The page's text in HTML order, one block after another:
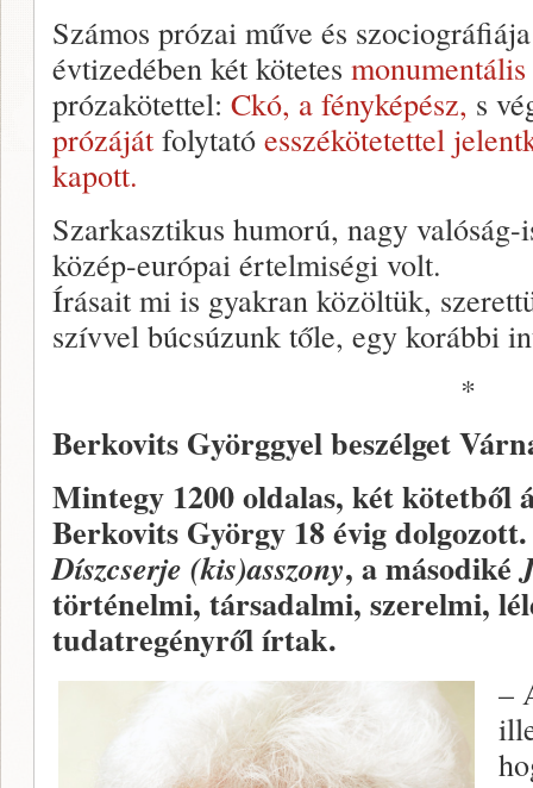
Számos prózai műve és
évtizedében két kötetes
prózakötettel: Ckó, a fényképész, s
prózáját folytató esszékötetettel
kapott.
Szarkasztikus humorú, nagy
közép-európai értelmiségi volt.
Írásait mi is gyakran közöltük,
szívvel búcsúzunk tőle, egy korábbi
*
Berkovits Györggyel beszélget
Mintegy 1200 oldalas, két kötetből
Berkovits György 18 évig
Díszcserje (kis)asszony, a másodiké
történelmi, társadalmi, szerelmi,
tudatregényről írtak.
–